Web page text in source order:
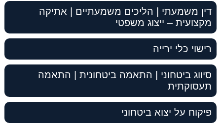
דין משמעתי | הליכים משמעתיים | אתיקה
מקצועית – ייצוג משפטי
רישוי כלי ירייה
סיווג ביטחוני | התאמה ביטחונית | התאמה
תעסוקתית
פיקוח על יצוא ביטחוני